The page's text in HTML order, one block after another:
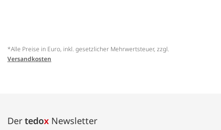
*Alle Preise in Euro, inkl. gesetzlicher Mehrwertsteuer, zzgl.
Versandkosten
Der tedox Newsletter